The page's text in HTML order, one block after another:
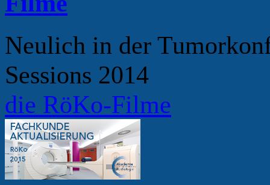
Neulich in der
Sessions 2014
die RöKo-Filme